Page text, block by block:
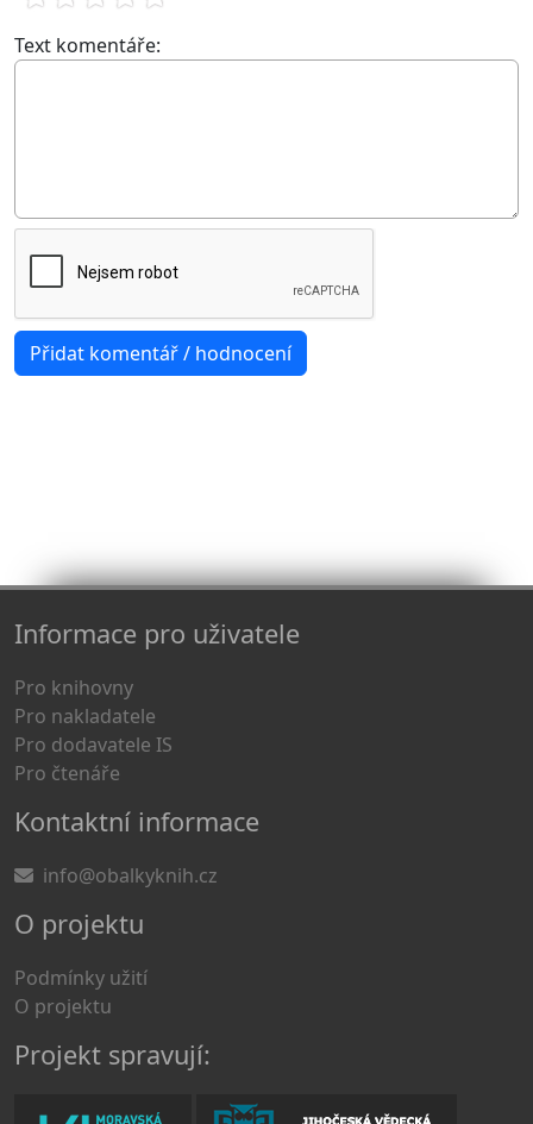
Text komentáře:
Informace pro uživatele
Pro knihovny
Pro nakladatele
Pro dodavatele IS
Pro čtenáře
Kontaktní informace
info@obalkyknih.cz
O projektu
Podmínky užití
O projektu
Projekt spravují: